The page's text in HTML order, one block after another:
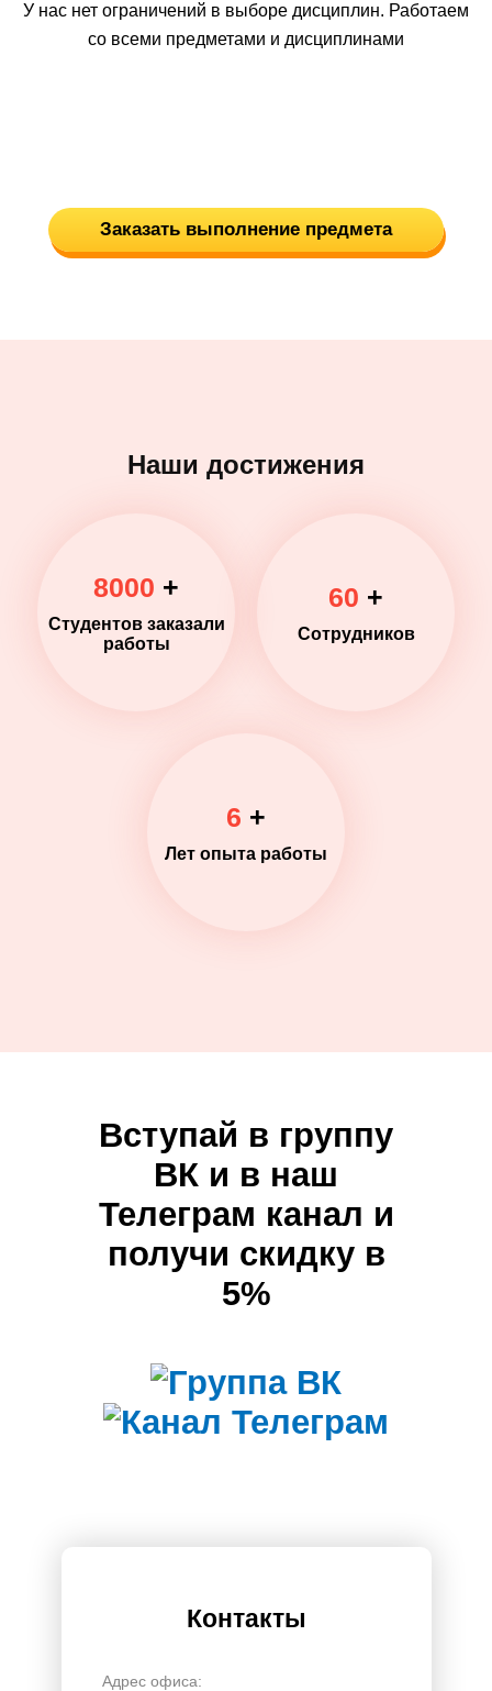
У нас нет ограничений в выборе дисциплин. Работаем
со всеми предметами и дисциплинами
Заказать выполнение предмета
Наши достижения
8000 +
Студентов заказали
работы
60 +
Сотрудников
6 +
Лет опыта работы
Вступай в группу
ВК и в наш
Телеграм канал и
получи скидку в
5%
Контакты
Адрес офиса: